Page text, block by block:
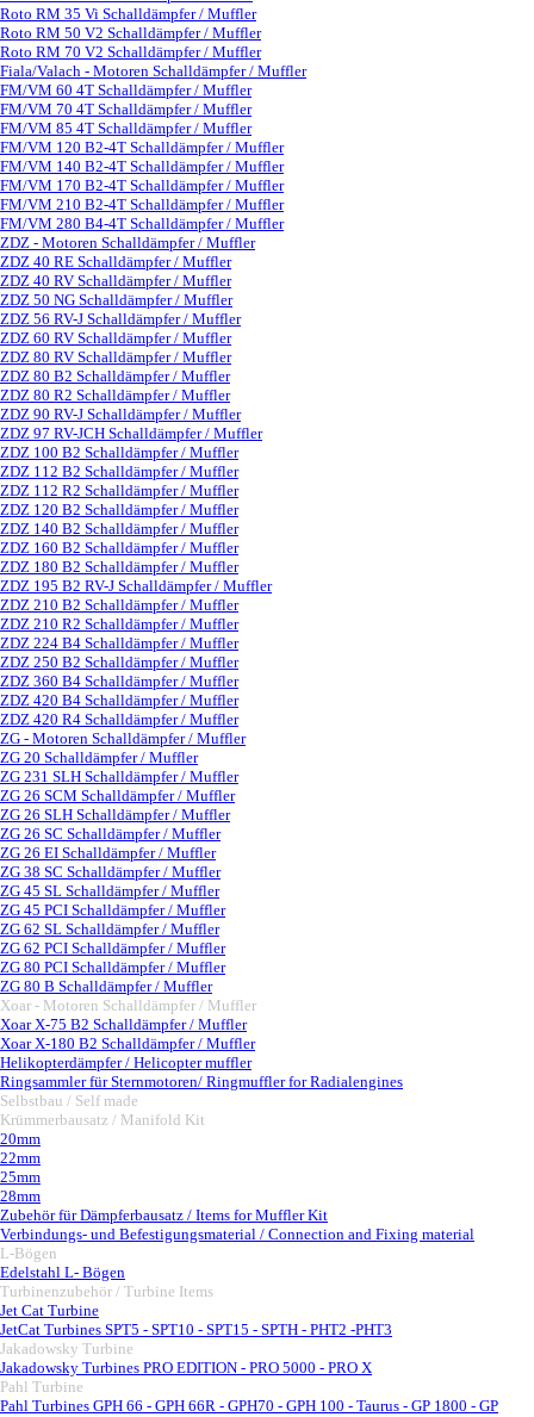
Roto RM 35 Vi Schalldämpfer / Muffler
Roto RM 50 V2 Schalldämpfer / Muffler
Roto RM 70 V2 Schalldämpfer / Muffler
Fiala/Valach - Motoren Schalldämpfer / Muffler▼
FM/VM 60 4T Schalldämpfer / Muffler
FM/VM 70 4T Schalldämpfer / Muffler
FM/VM 85 4T Schalldämpfer / Muffler
FM/VM 120 B2-4T Schalldämpfer / Muffler
FM/VM 140 B2-4T Schalldämpfer / Muffler
FM/VM 170 B2-4T Schalldämpfer / Muffler
FM/VM 210 B2-4T Schalldämpfer / Muffler
FM/VM 280 B4-4T Schalldämpfer / Muffler
ZDZ - Motoren Schalldämpfer / Muffler▼
ZDZ 40 RE Schalldämpfer / Muffler
ZDZ 40 RV Schalldämpfer / Muffler
ZDZ 50 NG Schalldämpfer / Muffler
ZDZ 56 RV-J Schalldämpfer / Muffler
ZDZ 60 RV Schalldämpfer / Muffler
ZDZ 80 RV Schalldämpfer / Muffler
ZDZ 80 B2 Schalldämpfer / Muffler
ZDZ 80 R2 Schalldämpfer / Muffler
ZDZ 90 RV-J Schalldämpfer / Muffler
ZDZ 97 RV-JCH Schalldämpfer / Muffler
ZDZ 100 B2 Schalldämpfer / Muffler
ZDZ 112 B2 Schalldämpfer / Muffler
ZDZ 112 R2 Schalldämpfer / Muffler
ZDZ 120 B2 Schalldämpfer / Muffler
ZDZ 140 B2 Schalldämpfer / Muffler
ZDZ 160 B2 Schalldämpfer / Muffler
ZDZ 180 B2 Schalldämpfer / Muffler
ZDZ 195 B2 RV-J Schalldämpfer / Muffler
ZDZ 210 B2 Schalldämpfer / Muffler
ZDZ 210 R2 Schalldämpfer / Muffler
ZDZ 224 B4 Schalldämpfer / Muffler
ZDZ 250 B2 Schalldämpfer / Muffler
ZDZ 360 B4 Schalldämpfer / Muffler
ZDZ 420 B4 Schalldämpfer / Muffler
ZDZ 420 R4 Schalldämpfer / Muffler
ZG - Motoren Schalldämpfer / Muffler▼
ZG 20 Schalldämpfer / Muffler
ZG 231 SLH Schalldämpfer / Muffler
ZG 26 SCM Schalldämpfer / Muffler
ZG 26 SLH Schalldämpfer / Muffler
ZG 26 SC Schalldämpfer / Muffler
ZG 26 EI Schalldämpfer / Muffler
ZG 38 SC Schalldämpfer / Muffler
ZG 45 SL Schalldämpfer / Muffler
ZG 45 PCI Schalldämpfer / Muffler
ZG 62 SL Schalldämpfer / Muffler
ZG 62 PCI Schalldämpfer / Muffler
ZG 80 PCI Schalldämpfer / Muffler
ZG 80 B Schalldämpfer / Muffler
Xoar - Motoren Schalldämpfer / Muffler
Xoar X-75 B2 Schalldämpfer / Muffler
Xoar X-180 B2 Schalldämpfer / Muffler
Helikopterdämpfer / Helicopter muffler
Ringsammler für Sternmotoren/ Ringmuffler for Radialengines
Selbstbau / Self made
Krümmerbausatz / Manifold Kit
20mm
22mm
25mm
28mm
Zubehör für Dämpferbausatz / Items for Muffler Kit
Verbindungs- und Befestigungsmaterial / Connection and Fixing material
L-Bögen
Edelstahl L- Bögen
Turbinenzubehör / Turbine Items
Jet Cat Turbine
JetCat Turbines SPT5 - SPT10 - SPT15 - SPTH - PHT2 -PHT3
Jakadowsky Turbine
Jakadowsky Turbines PRO EDITION - PRO 5000 - PRO X
Pahl Turbine
Pahl Turbines GPH 66 - GPH 66R - GPH70 - GPH 100 - Taurus - GP 1800 - GP